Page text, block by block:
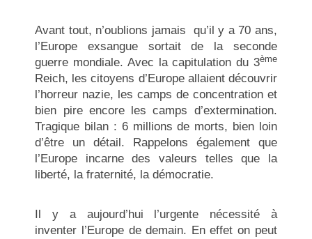
Avant tout, n’oublions jamais qu’il y a 70 ans,
l’Europe exsangue sortait de la seconde
guerre mondiale. Avec la capitulation du 3ème
Reich, les citoyens d’Europe allaient découvrir
l’horreur nazie, les camps de concentration et
bien pire encore les camps d’extermination.
Tragique bilan : 6 millions de morts, bien loin
d’être un détail. Rappelons également que
l’Europe incarne des valeurs telles que la
liberté, la fraternité, la démocratie.
Il y a aujourd’hui l’urgente nécessité à
inventer l’Europe de demain. En effet on peut